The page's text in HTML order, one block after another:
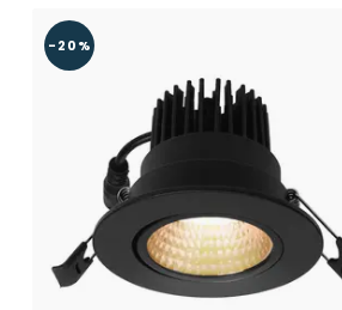
-20%